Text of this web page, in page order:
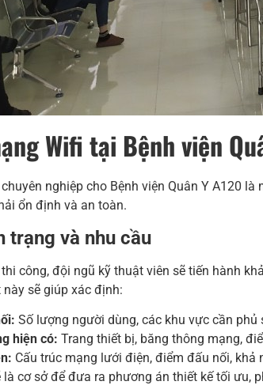
Wifi tại Bệnh viện
nghiệp cho Bệnh viện Quân Y A120
ổn định và an toàn.
trạng và nhu cầu
công, đội ngũ kỹ thuật viên sẽ tiến hành
sẽ giúp xác định:
Số lượng người dùng, các khu vực cần
hiện có: Trang thiết bị, băng thông mạng,
Cấu trúc mạng lưới điện, điểm đấu nối,
là cơ sở để đưa ra phương án thiết kế tối ưu,